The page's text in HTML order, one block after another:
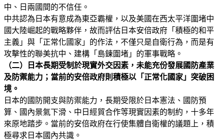
中、日兩國間的不信任。
中共認為日本有意成為東亞霸權，以及美國在西太平洋圍堵中
國大陸崛起的戰略夥伴，故而評估日本安倍政府「積極的和平
主義」與「正常化國家」的作法，不僅只是自衛行為，而是有
攻擊性的聯美抗中、建構「島鍊圍堵」的軍事戰略。
（二）日本長期受制於現實外交因素，未能充份發展國防產業
及防禦能力；當前的安倍政府則 積極以「正常化國家」突破困
境。
日本的國防開支與防禦能力，長期受限於日本憲法、國防預
算、國內景氣下滑、中日經貿合作等現實因素的制約，十多年
來原地踏步。當前的安倍政府在行使集體自衛權的議題上，積
極尋求日本國內共識。